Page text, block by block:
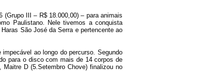
(Grupo III – R$ 18.000,00) – para animais
Paulistano. Nele tivemos a conquista
São José da Serra e pertencente ao
ao longo do percurso. Segundo
para o disco com mais de 14 corpos de
D (5.Setembro Chove) finalizou no